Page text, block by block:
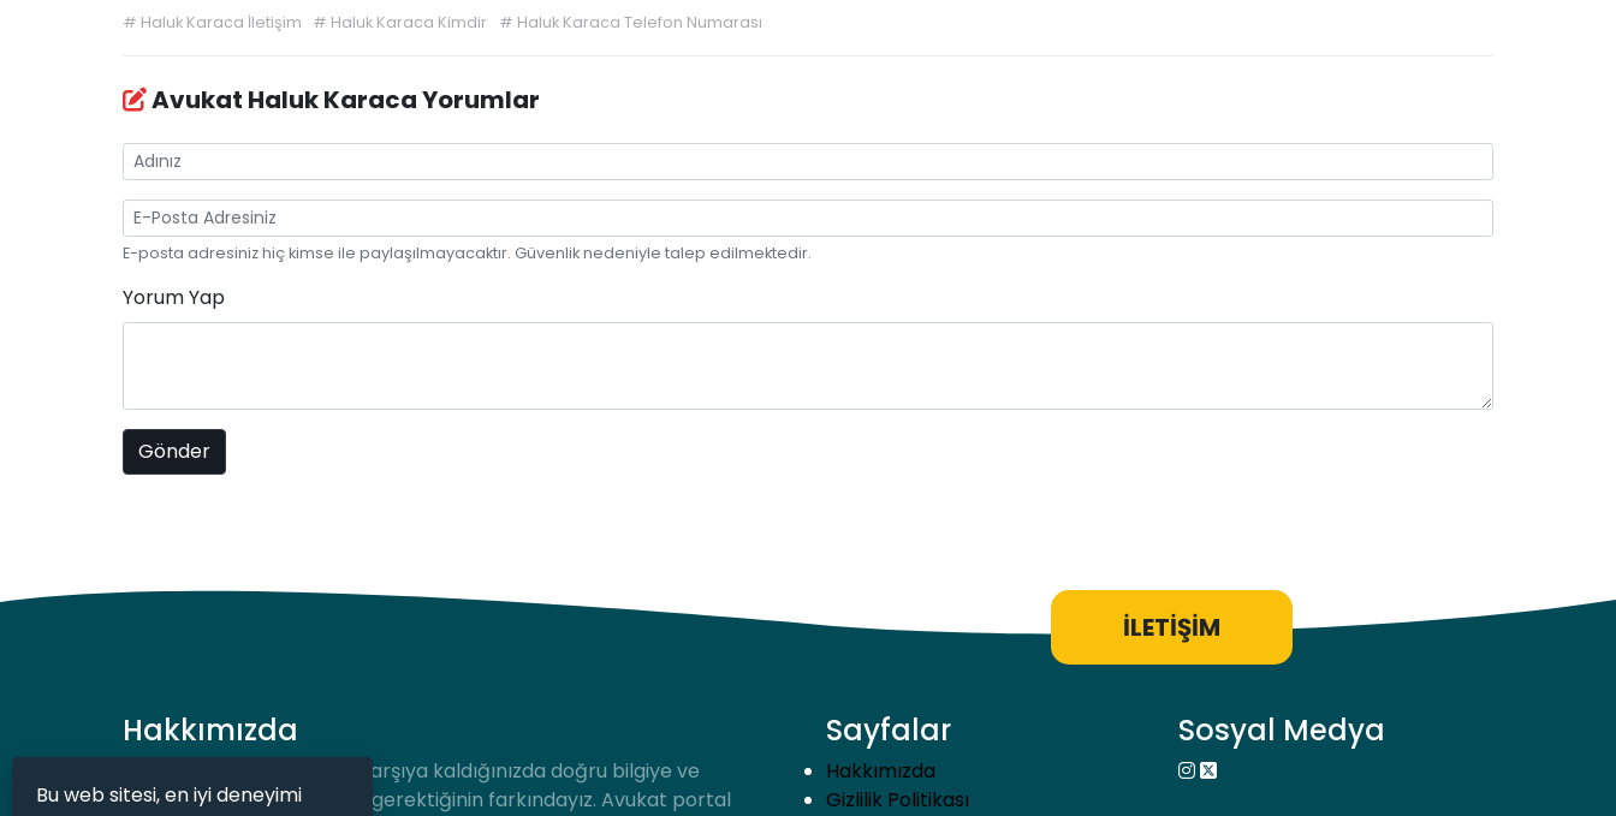
# Haluk Karaca İletişim # Haluk Karaca Kimdir # Haluk Karaca Telefon Numarası
Avukat Haluk Karaca Yorumlar
E-posta adresiniz hiç kimse ile paylaşılmayacaktır. Güvenlik nedeniyle talep edilmektedir.
Yorum Yap
İLETİŞİM
Hakkımızda
Hukuki bir durum ile karşı karşıya kaldığınızda doğru bilgiye ve
desteğe hızlıca ulaşmanız gerektiğinin farkındayız. Avukat portal
Sayfalar
Hakkımızda
Gizlilik Politikası
Sosyal Medya
Bu web sitesi, en iyi deneyimi